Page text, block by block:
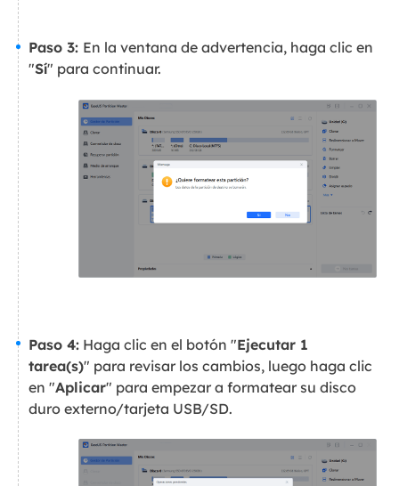
Paso 3: En la ventana de advertencia, haga clic en
"Sí" para continuar.
Paso 4:Haga clic en el botón "Ejecutar 1
tarea(s)" para revisar los cambios, luego haga clic
en "Aplicar" para empezar a formatear su disco
duro externo/tarjeta USB/SD.